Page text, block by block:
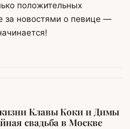
положительных
за новостями о певице —
Клавы Коки и Димы
свадьба в Москве